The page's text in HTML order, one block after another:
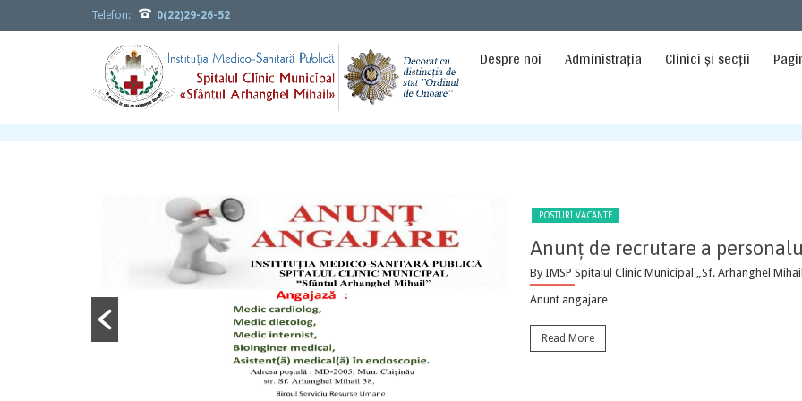
Telefon:  0(22)29-26-52
Despre noi Administrația Clinici și secții
NOUTĂȚI
Moment istoric pentru Spitalul
Arhanghel Mihail”!
By IMSP Spitalul Clinic Municipal „Sf. Arhanghel Mihail”
În cadrul aniversării a 195 de ani de la fondare, a
Clinic...